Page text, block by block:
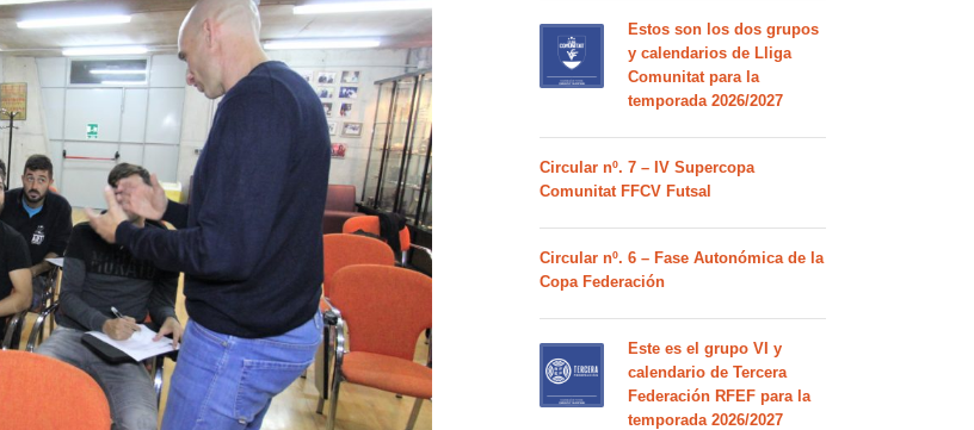
Estos son los dos grupos
y calendarios de Lliga
Comunitat para la
temporada 2026/2027
Circular nº. 7 – IV Supercopa
Comunitat FFCV Futsal
Circular nº. 6 – Fase Autonómica de la
Copa Federación
Este es el grupo VI y
calendario de Tercera
Federación RFEF para la
temporada 2026/2027